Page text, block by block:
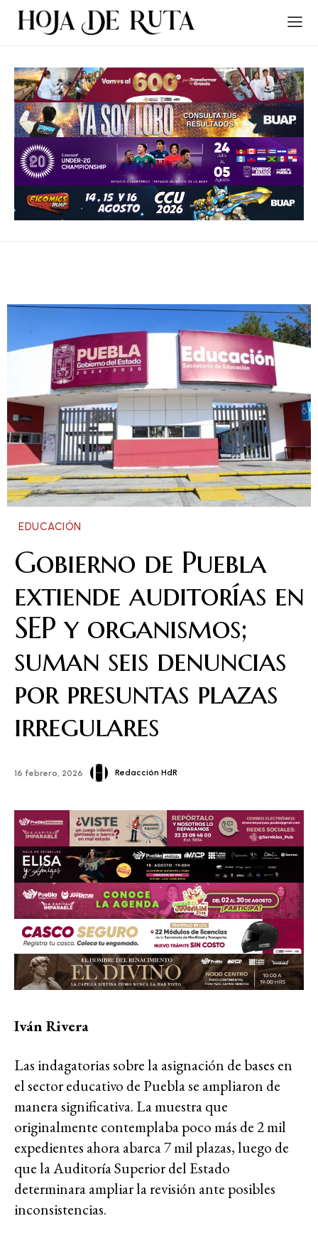
EDUCACIÓN
Gobierno de Puebla
extiende auditorías en
SEP y organismos;
suman seis denuncias
por presuntas plazas
irregulares
16 febrero, 2026 Redacción HdR
Iván Rivera
Las indagatorias sobre la asignación de bases en
el sector educativo de Puebla se ampliaron de
manera significativa. La muestra que
originalmente contemplaba poco más de 2 mil
expedientes ahora abarca 7 mil plazas, luego de
que la Auditoría Superior del Estado
determinara ampliar la revisión ante posibles
inconsistencias.